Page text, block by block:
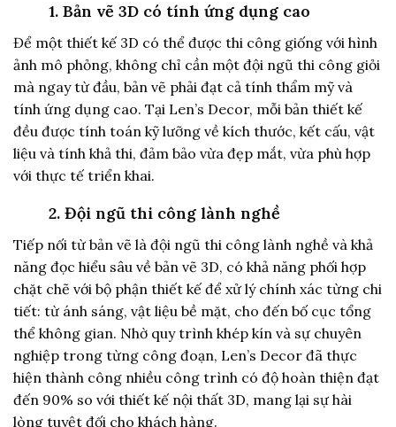
1. Bản vẽ 3D có tính ứng dụng cao
Để một thiết kế 3D có thể được thi công giống với hình
ảnh mô phỏng, không chỉ cần một đội ngũ thi công giỏi
mà ngay từ đầu, bản vẽ phải đạt cả tính thẩm mỹ và
tính ứng dụng cao. Tại Len’s Decor, mỗi bản thiết kế
đều được tính toán kỹ lưỡng về kích thước, kết cấu, vật
liệu và tính khả thi, đảm bảo vừa đẹp mắt, vừa phù hợp
với thực tế triển khai.
2. Đội ngũ thi công lành nghề
Tiếp nối từ bản vẽ là đội ngũ thi công lành nghề và khả
năng đọc hiểu sâu về bản vẽ 3D, có khả năng phối hợp
chặt chẽ với bộ phận thiết kế để xử lý chính xác từng chi
tiết: từ ánh sáng, vật liệu bề mặt, cho đến bố cục tổng
thể không gian. Nhờ quy trình khép kín và sự chuyên
nghiệp trong từng công đoạn, Len’s Decor đã thực
hiện thành công nhiều công trình có độ hoàn thiện đạt
đến 90% so với thiết kế nội thất 3D, mang lại sự hài
lòng tuyệt đối cho khách hàng.